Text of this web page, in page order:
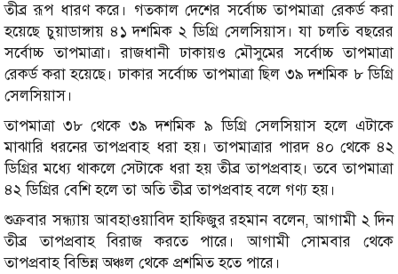
তীব্র রূপ ধারণ করে। গতকাল দেশের সর্বোচ্চ তাপমাত্রা রেকর্ড করা
হয়েছে চুয়াডাঙ্গায় ৪১ দশমিক ২ ডিগ্রি সেলসিয়াস। যা চলতি বছরের
সর্বোচ্চ তাপমাত্রা। রাজধানী ঢাকায়ও মৌসুমের সর্বোচ্চ তাপমাত্রা
রেকর্ড করা হয়েছে। ঢাকার সর্বোচ্চ তাপমাত্রা ছিল ৩৯ দশমিক ৮ ডিগ্রি
সেলসিয়াস।
তাপমাত্রা ৩৮ থেকে ৩৯ দশমিক ৯ ডিগ্রি সেলসিয়াস হলে এটাকে
মাঝারি ধরনের তাপপ্রবাহ ধরা হয়। তাপমাত্রার পারদ ৪০ থেকে ৪২
ডিগ্রির মধ্যে থাকলে সেটাকে ধরা হয় তীব্র তাপপ্রবাহ। তবে তাপমাত্রা
৪২ ডিগ্রির বেশি হলে তা অতি তীব্র তাপপ্রবাহ বলে গণ্য হয়।
শুক্রবার সন্ধ্যায় আবহাওয়াবিদ হাফিজুর রহমান বলেন, আগামী ২ দিন
তীব্র তাপপ্রবাহ বিরাজ করতে পারে। আগামী সোমবার থেকে
তাপপ্রবাহ বিভিন্ন অঞ্চল থেকে প্রশমিত হতে পারে।